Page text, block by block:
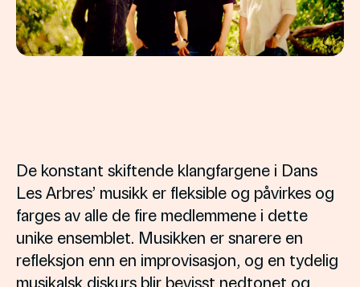
De konstant skiftende klangfargene i Dans
Les Arbres’ musikk er fleksible og påvirkes og
farges av alle de fire medlemmene i dette
unike ensemblet. Musikken er snarere en
refleksjon enn en improvisasjon, og en tydelig
musikalsk diskurs blir bevisst nedtonet og